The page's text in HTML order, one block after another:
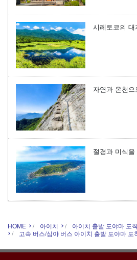
시레토코의
자연과 온천
절경과 미식
HOME 아이치
아이치 출발 도야마 도
고속 버스/심야 버스 아이치 출발 도야마 도